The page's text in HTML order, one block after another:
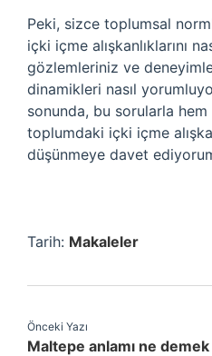
Peki, sizce toplumsal
içki içme alışkanlıklarını
gözlemleriniz ve
dinamikleri nasıl
sonunda, bu sorularla
toplumdaki içki içme
düşünmeye davet
Tarih: Makaleler
Önceki Yazı
Maltepe anlamı ne demek